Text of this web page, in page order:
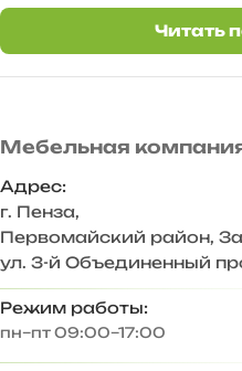
Читать
Мебельная
Адрес:
г. Пенза,
Первомайский район,
ул. 3-й Объединенный
Режим работы:
пн–пт 09:00–17:00